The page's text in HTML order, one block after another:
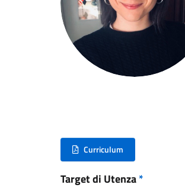
Curriculum
(nuova scheda - new tab)
Target di Utenza*